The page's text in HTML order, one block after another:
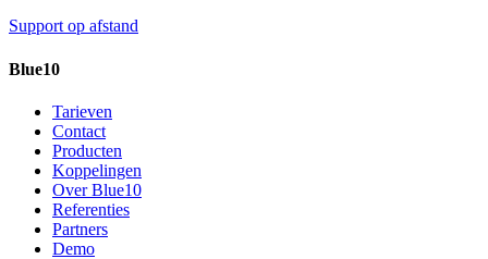
Support op afstand
Blue10
Tarieven
Contact
Producten
Koppelingen
Over Blue10
Referenties
Partners
Demo